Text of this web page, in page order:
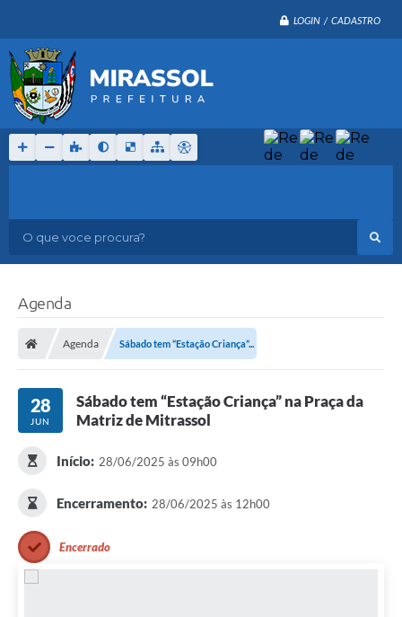
LOGIN / CADASTRO
O que voce procura?
Agenda
Agenda Sábado tem “Estação Criança”...
28
JUN
Sábado tem “Estação Criança” na Praça da
Matriz de Mitrassol
Início: 28/06/2025 às 09h00
Encerramento: 28/06/2025 às 12h00
Encerrado